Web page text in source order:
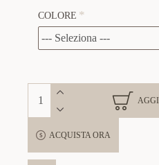
COLORE
ACQUISTA ORA